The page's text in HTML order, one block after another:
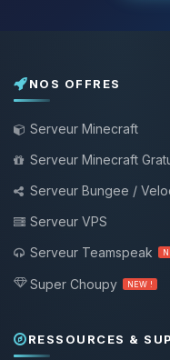
NOS OFFRES
Serveur Minecraft
Serveur Minecraft
Serveur Bungee /
Serveur VPS
Serveur Teamspeak
Super Choupy NEW !
RESSOURCES &